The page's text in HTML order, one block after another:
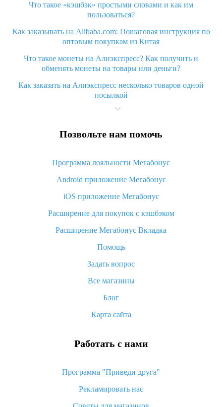
Что такое «кэшбэк» простыми словами и как им
пользоваться?
Как заказывать на Alibaba.com: Пошаговая инструкция по
оптовым покупкам из Китая
Что такое монеты на Алиэкспресс? Как получить и
обменять монеты на товары или деньги?
Как заказать на Алиэкспресс несколько товаров одной
посылкой
Что значит статус «Заказ закрыт» на Алиэкспресс и что
Что делать, если Алиэкспресс просит ввести паспортные
Как узнать, куда пришла посылка с Алиэкспресс
Вы отменили заказ на Алиэкспресс, когда вернут деньги?
Что такое баллы на Алиэкспресс, как их получить и
«AliExpress Standard Shipping»: что это за метод доставки и
как его отслеживать
Как покупать оптом на Алиэкспресс
Что делать, если не пришел товар с Алиэкспресс
возврата денег
Позвольте нам помочь
Программа лояльности Мегабонус
Android приложение Мегабонус
iOS приложение Мегабонус
Расширение для покупок с кэшбэком
Расширение Мегабонус Вкладка
Помощь
Задать вопрос
Все магазины
Блог
Карта сайта
Работать с нами
Программа "Приведи друга"
Рекламировать нас